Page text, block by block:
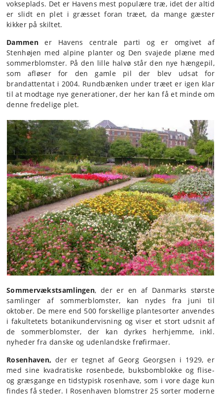
vokseplads. Det er Havens mest populære træ, idet der altid
er slidt en plet i græsset foran træet, da mange gæster
kikker på skiltet.
Dammener Havens centrale parti og er omgivet af
Stenhøjen med alpine planter og Den svajede plæne med
sommerblomster. På den lille halvø står den nye hængepil,
som afløser for den gamle pil der blev udsat for
brandattentat i 2004. Rundbænken under træet er igen klar
til at modtage nye generationer, der her kan få et minde om
denne fredelige plet.
Sommervækstsamlingen, der er en af Danmarks største
samlinger af sommerblomster, kan nydes fra juni til
oktober. De mere end 500 forskellige plantesorter anvendes
i fakultetets botanikundervisning og viser et stort udsnit af
de sommerblomster, der kan dyrkes herhjemme, inkl.
nyheder fra danske og udenlandske frøfirmaer.
Rosenhaven,der er tegnet af Georg Georgsen i 1929, er
med sine kvadratiske rosenbede, buksbomblokke og flise-
og græsgange en tidstypisk rosenhave, som i vore dage kun
findes få steder. I Rosenhaven blomstrer 25 sorter moderne